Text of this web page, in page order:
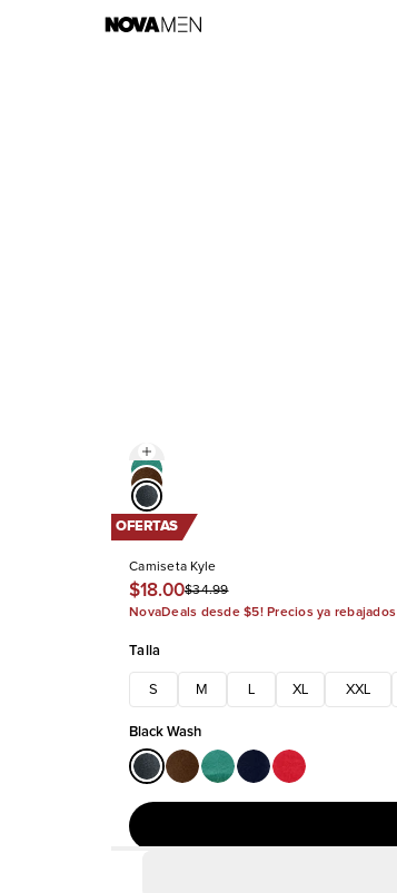
OFERTAS
Camiseta Kyle
$18.00$34.99
NovaDeals desde $5! Precios ya rebajados
Talla
S M XL XXL
Black Wash